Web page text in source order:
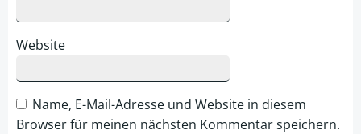
Website
Name, E-Mail-Adresse und Website in diesem
Browser für meinen nächsten Kommentar speichern.